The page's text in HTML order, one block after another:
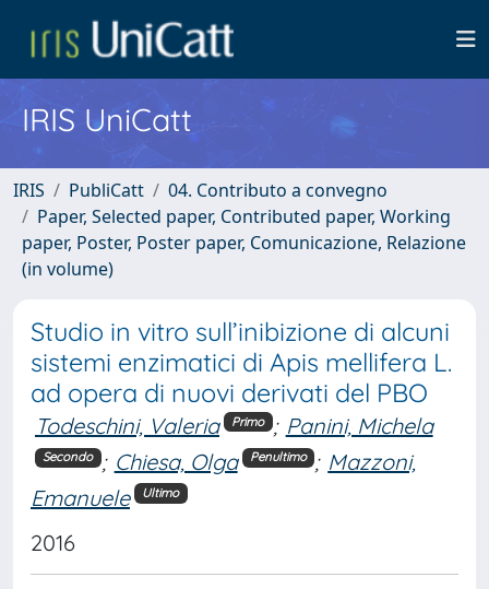
IRIS UniCatt
IRIS PubliCatt
04. Contributo a convegno
Paper, Selected paper, Contributed paper, Working
paper, Poster, Poster paper, Comunicazione, Relazione
(in volume)
Studio in vitro sull’inibizione di alcuni
sistemi enzimatici di Apis mellifera L.
ad opera di nuovi derivati del PBO
Todeschini, Valeria Primo ; Panini, Michela
Secondo ; Chiesa, Olga Penultimo ; Mazzoni,
Emanuele
Ultimo
2016